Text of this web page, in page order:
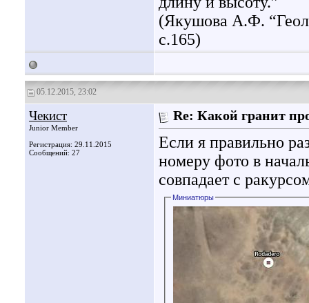
(Якушова А.Ф.
с.165)
05.12.2015, 23:02
Чекист
Junior Member
Регистрация: 29.11.2015
Сообщений: 27
Re: Какой гранит
Если я правильно
номеру фото в
совпадает с
Миниатюры